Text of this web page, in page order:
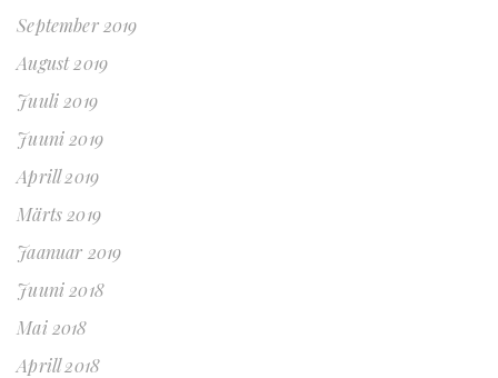
September 2019
August 2019
Juuli 2019
Juuni 2019
Aprill 2019
Märts 2019
Jaanuar 2019
Juuni 2018
Mai 2018
Aprill 2018